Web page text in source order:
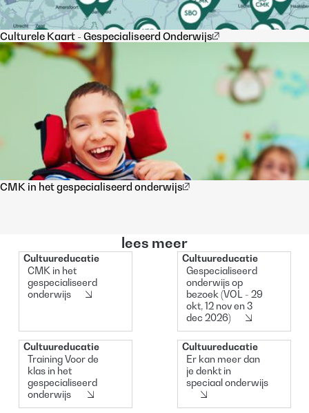
Culturele Kaart - Gespecialiseerd Onderwijs
CMK in het gespecialiseerd onderwijs
lees meer
Artikel
Cultuureducatie
CMK in het
gespecialiseerd
onderwijs
Training
Cultuureducatie
Gespecialiseerd
onderwijs op
bezoek (VOL - 29
okt, 12 nov en 3
dec 2026)
Training
Cultuureducatie
Training Voor de
klas in het
gespecialiseerd
onderwijs
Artikel
Cultuureducatie
Er kan meer dan
je denkt in
speciaal onderwijs